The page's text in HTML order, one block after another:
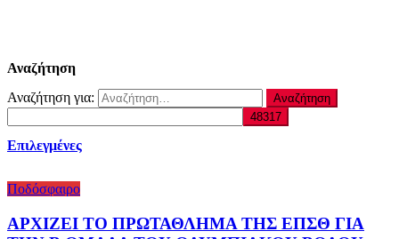
Αναζήτηση
Αναζήτηση για:
Επιλεγμένες
Ποδόσφαιρο
ΑΡΧΙΖΕΙ ΤΟ ΠΡΩΤΑΘΛΗΜΑ ΤΗΣ ΕΠΣΘ ΓΙΑ